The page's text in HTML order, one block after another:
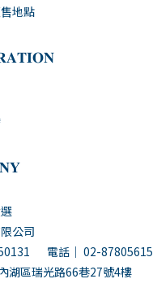
地點
公司
電話｜ 02-87805615
湖區瑞光路66巷27號4樓